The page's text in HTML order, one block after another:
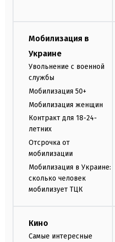
Мобилизация в
Украине
Увольнение с военной
службы
Мобилизация 50+
Мобилизация женщин
Контракт для 18-24-
летних
Отсрочка от
мобилизации
Мобилизация в Украине:
сколько человек
мобилизует ТЦК
Кино
Самые интересные